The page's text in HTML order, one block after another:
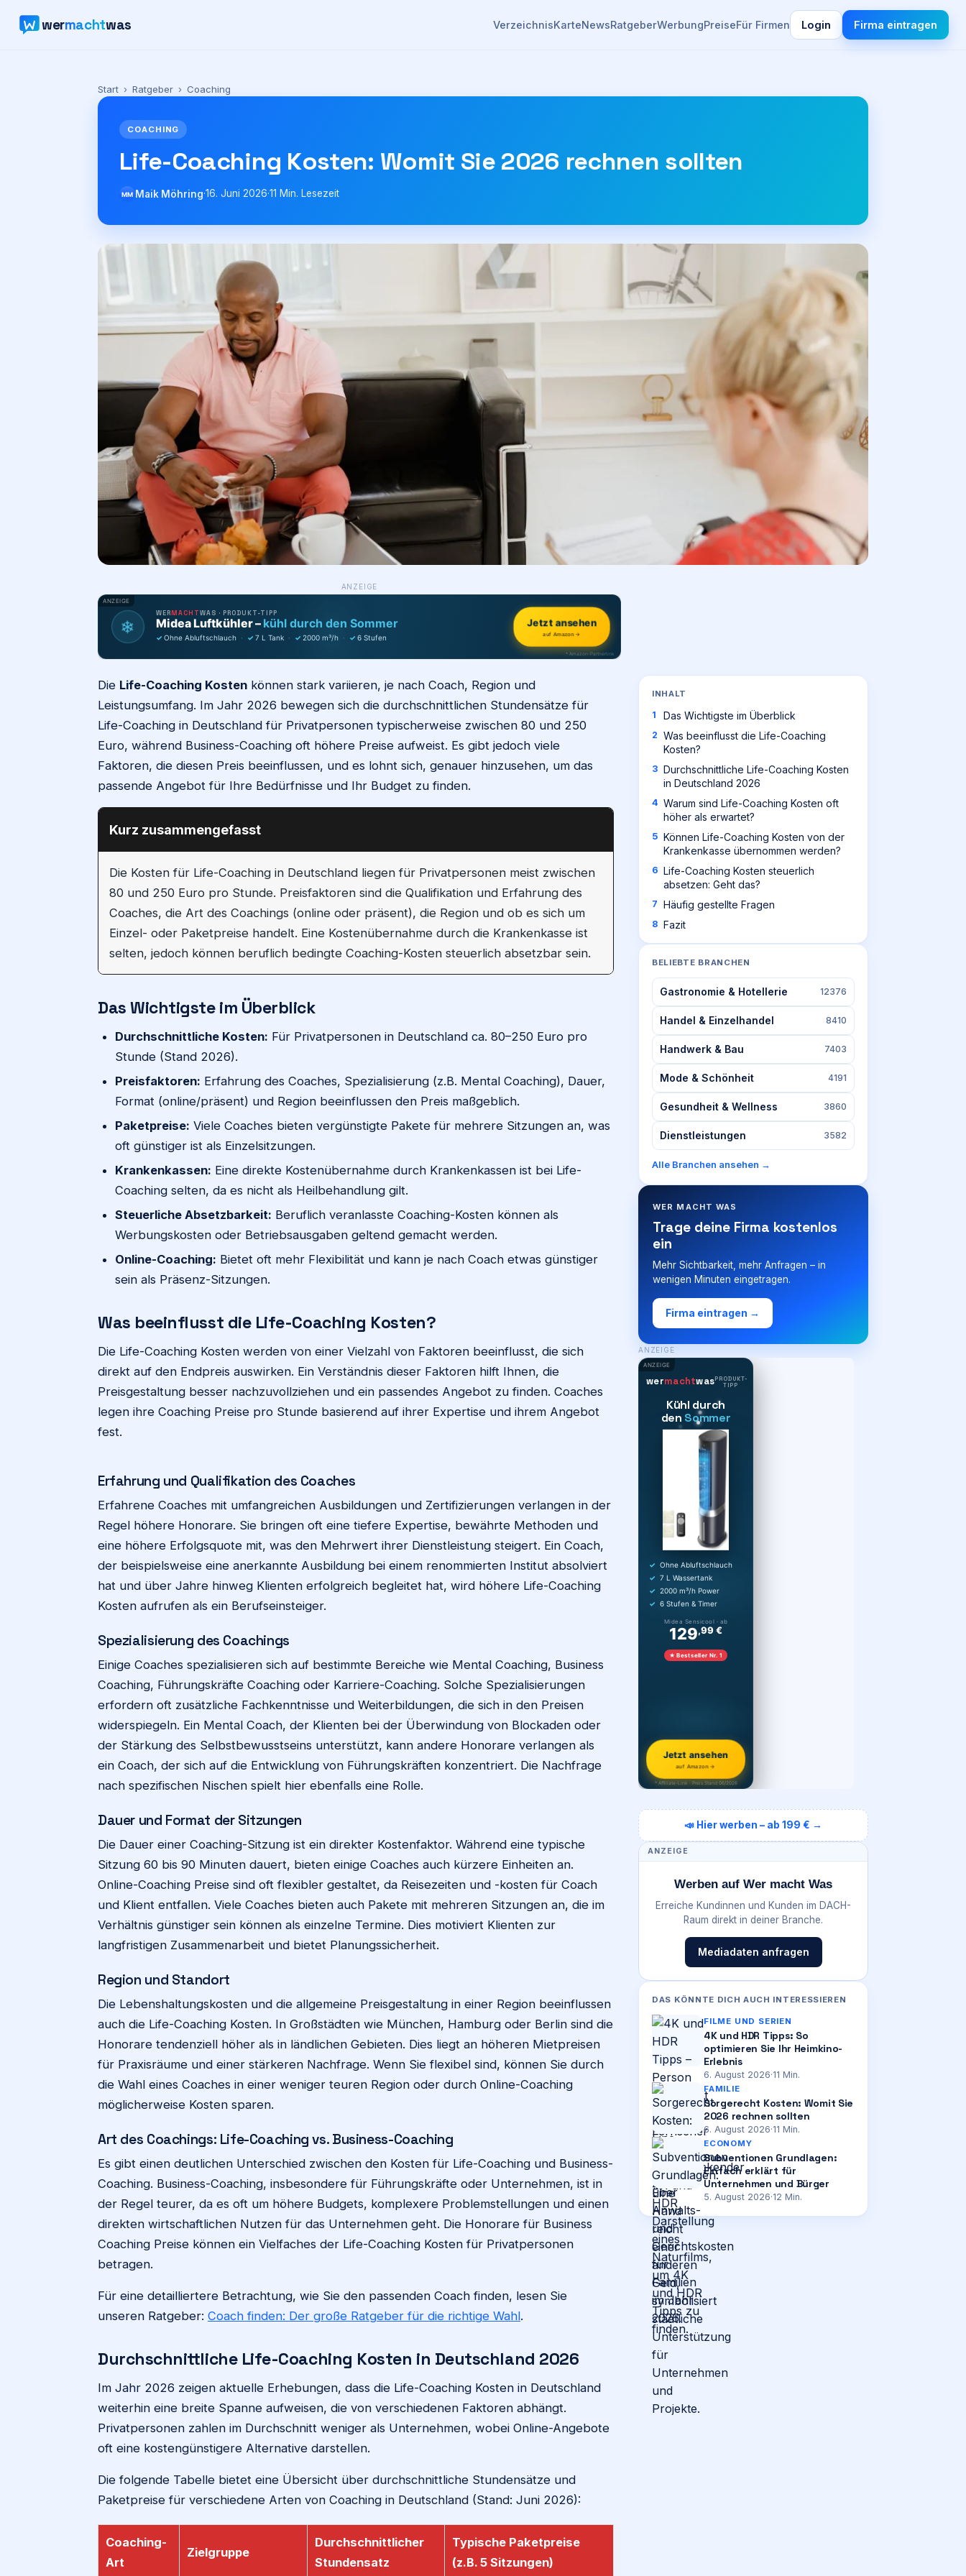
wermachtwas VerzeichnisKarteNewsRatgeberWerbungPreiseFür Firmen Login Firma eintragen
Start › Ratgeber › Coaching
COACHING
Life-Coaching Kosten: Womit Sie 2026 rechnen sollten
MM Maik Möhring·16. Juni 2026·11 Min. Lesezeit
ANZEIGE
ANZEIGE
❄
WERMACHTWAS · PRODUKT-TIPP
Midea Luftkühler – kühl durch den Sommer
✓ Ohne Abluftschlauch · ✓ 7 L Tank · ✓ 2000 m³/h · ✓ 6 Stufen
Jetzt ansehen
auf Amazon →
* Amazon-Partnerlink
Die Life-Coaching Kosten können stark variieren, je nach Coach, Region und
Leistungsumfang. Im Jahr 2026 bewegen sich die durchschnittlichen Stundensätze für
Life-Coaching in Deutschland für Privatpersonen typischerweise zwischen 80 und 250
Euro, während Business-Coaching oft höhere Preise aufweist. Es gibt jedoch viele
Faktoren, die diesen Preis beeinflussen, und es lohnt sich, genauer hinzusehen, um das
passende Angebot für Ihre Bedürfnisse und Ihr Budget zu finden.
Kurz zusammengefasst
Die Kosten für Life-Coaching in Deutschland liegen für Privatpersonen meist zwischen
80 und 250 Euro pro Stunde. Preisfaktoren sind die Qualifikation und Erfahrung des
Coaches, die Art des Coachings (online oder präsent), die Region und ob es sich um
Einzel- oder Paketpreise handelt. Eine Kostenübernahme durch die Krankenkasse ist
selten, jedoch können beruflich bedingte Coaching-Kosten steuerlich absetzbar sein.
Das Wichtigste im Überblick
Durchschnittliche Kosten: Für Privatpersonen in Deutschland ca. 80–250 Euro pro
Stunde (Stand 2026).
Preisfaktoren: Erfahrung des Coaches, Spezialisierung (z.B. Mental Coaching), Dauer,
Format (online/präsent) und Region beeinflussen den Preis maßgeblich.
Paketpreise: Viele Coaches bieten vergünstigte Pakete für mehrere Sitzungen an, was
oft günstiger ist als Einzelsitzungen.
Krankenkassen: Eine direkte Kostenübernahme durch Krankenkassen ist bei Life-
Coaching selten, da es nicht als Heilbehandlung gilt.
Steuerliche Absetzbarkeit: Beruflich veranlasste Coaching-Kosten können als
Werbungskosten oder Betriebsausgaben geltend gemacht werden.
Online-Coaching: Bietet oft mehr Flexibilität und kann je nach Coach etwas günstiger
sein als Präsenz-Sitzungen.
Was beeinflusst die Life-Coaching Kosten?
Die Life-Coaching Kosten werden von einer Vielzahl von Faktoren beeinflusst, die sich
direkt auf den Endpreis auswirken. Ein Verständnis dieser Faktoren hilft Ihnen, die
Preisgestaltung besser nachzuvollziehen und ein passendes Angebot zu finden. Coaches
legen ihre Coaching Preise pro Stunde basierend auf ihrer Expertise und ihrem Angebot
fest.
Erfahrung und Qualifikation des Coaches
Erfahrene Coaches mit umfangreichen Ausbildungen und Zertifizierungen verlangen in der
Regel höhere Honorare. Sie bringen oft eine tiefere Expertise, bewährte Methoden und
eine höhere Erfolgsquote mit, was den Mehrwert ihrer Dienstleistung steigert. Ein Coach,
der beispielsweise eine anerkannte Ausbildung bei einem renommierten Institut absolviert
hat und über Jahre hinweg Klienten erfolgreich begleitet hat, wird höhere Life-Coaching
Kosten aufrufen als ein Berufseinsteiger.
Spezialisierung des Coachings
Einige Coaches spezialisieren sich auf bestimmte Bereiche wie Mental Coaching, Business
Coaching, Führungskräfte Coaching oder Karriere-Coaching. Solche Spezialisierungen
erfordern oft zusätzliche Fachkenntnisse und Weiterbildungen, die sich in den Preisen
widerspiegeln. Ein Mental Coach, der Klienten bei der Überwindung von Blockaden oder
der Stärkung des Selbstbewusstseins unterstützt, kann andere Honorare verlangen als
ein Coach, der sich auf die Entwicklung von Führungskräften konzentriert. Die Nachfrage
nach spezifischen Nischen spielt hier ebenfalls eine Rolle.
Dauer und Format der Sitzungen
Die Dauer einer Coaching-Sitzung ist ein direkter Kostenfaktor. Während eine typische
Sitzung 60 bis 90 Minuten dauert, bieten einige Coaches auch kürzere Einheiten an.
Online-Coaching Preise sind oft flexibler gestaltet, da Reisezeiten und -kosten für Coach
und Klient entfallen. Viele Coaches bieten auch Pakete mit mehreren Sitzungen an, die im
Verhältnis günstiger sein können als einzelne Termine. Dies motiviert Klienten zur
langfristigen Zusammenarbeit und bietet Planungssicherheit.
Region und Standort
Die Lebenshaltungskosten und die allgemeine Preisgestaltung in einer Region beeinflussen
auch die Life-Coaching Kosten. In Großstädten wie München, Hamburg oder Berlin sind die
Honorare tendenziell höher als in ländlichen Gebieten. Dies liegt an höheren Mietpreisen
für Praxisräume und einer stärkeren Nachfrage. Wenn Sie flexibel sind, können Sie durch
die Wahl eines Coaches in einer weniger teuren Region oder durch Online-Coaching
möglicherweise Kosten sparen.
Art des Coachings: Life-Coaching vs. Business-Coaching
Es gibt einen deutlichen Unterschied zwischen den Kosten für Life-Coaching und Business-
Coaching. Business-Coaching, insbesondere für Führungskräfte oder Unternehmen, ist in
der Regel teurer, da es oft um höhere Budgets, komplexere Problemstellungen und einen
direkten wirtschaftlichen Nutzen für das Unternehmen geht. Die Honorare für Business
Coaching Preise können ein Vielfaches der Life-Coaching Kosten für Privatpersonen
betragen.
Für eine detailliertere Betrachtung, wie Sie den passenden Coach finden, lesen Sie
unseren Ratgeber: Coach finden: Der große Ratgeber für die richtige Wahl.
Durchschnittliche Life-Coaching Kosten in Deutschland 2026
Im Jahr 2026 zeigen aktuelle Erhebungen, dass die Life-Coaching Kosten in Deutschland
weiterhin eine breite Spanne aufweisen, die von verschiedenen Faktoren abhängt.
Privatpersonen zahlen im Durchschnitt weniger als Unternehmen, wobei Online-Angebote
oft eine kostengünstigere Alternative darstellen.
Die folgende Tabelle bietet eine Übersicht über durchschnittliche Stundensätze und
Paketpreise für verschiedene Arten von Coaching in Deutschland (Stand: Juni 2026):
Coaching-
Art
Zielgruppe
Durchschnittlicher
Stundensatz
Typische Paketpreise
(z.B. 5 Sitzungen)
INHALT
Das Wichtigste im Überblick
Was beeinflusst die Life-Coaching
Kosten?
Durchschnittliche Life-Coaching Kosten
in Deutschland 2026
Warum sind Life-Coaching Kosten oft
höher als erwartet?
Können Life-Coaching Kosten von der
Krankenkasse übernommen werden?
Life-Coaching Kosten steuerlich
absetzen: Geht das?
Häufig gestellte Fragen
Fazit
BELIEBTE BRANCHEN
Gastronomie & Hotellerie 12376
Handel & Einzelhandel 8410
Handwerk & Bau 7403
Mode & Schönheit 4191
Gesundheit & Wellness 3860
Dienstleistungen 3582
Alle Branchen ansehen →
WER MACHT WAS
Trage deine Firma kostenlos
ein
Mehr Sichtbarkeit, mehr Anfragen – in
wenigen Minuten eingetragen.
Firma eintragen →
ANZEIGE
ANZEIGE
wermachtwasPRODUKT-
TIPP
Kühl durch
den Sommer
Ohne Abluftschlauch
7 L Wassertank
2000 m³/h Power
6 Stufen & Timer
Midea Sensicool · ab
129,99 €
★ Bestseller Nr. 1
Jetzt ansehen
auf Amazon →
* Affiliate-Link · Preis Stand 06/2026
📣 Hier werben – ab 199 € →
ANZEIGE
Werben auf Wer macht Was
Erreiche Kundinnen und Kunden im DACH-
Raum direkt in deiner Branche.
Mediadaten anfragen
DAS KÖNNTE DICH AUCH INTERESSIEREN
FILME UND SERIEN
4K und HDR Tipps: So
optimieren Sie Ihr Heimkino-
Erlebnis
6. August 2026·11 Min.
FAMILIE
Sorgerecht Kosten: Womit Sie
2026 rechnen sollten
6. August 2026·11 Min.
ECONOMY
Subventionen Grundlagen:
Einfach erklärt für
Unternehmen und Bürger
5. August 2026·12 Min.